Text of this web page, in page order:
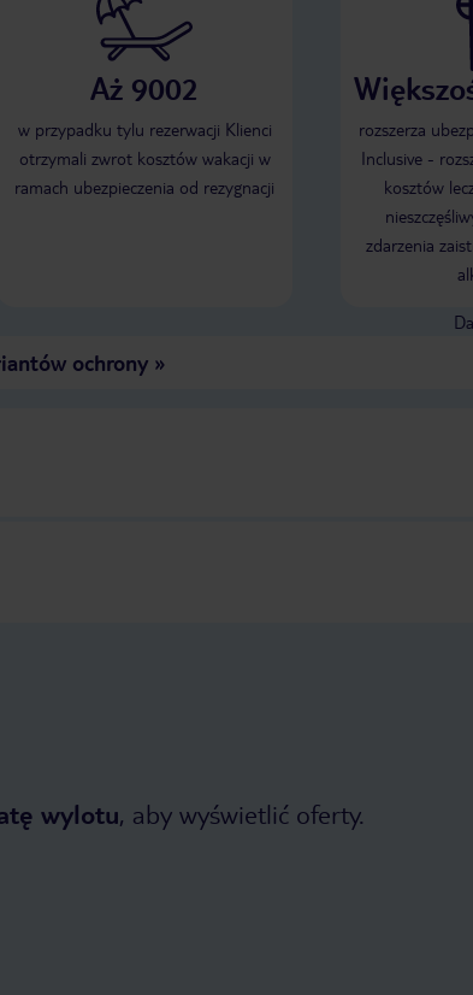
Aż 9002
w przypadku tylu rezerwacji Klienci
otrzymali zwrot kosztów wakacji w
ramach ubezpieczenia od rezygnacji
rozszerza
Inclusive -
kosztów
zdarzenia
ochrony»
wylotu, aby wyświetlić oferty.